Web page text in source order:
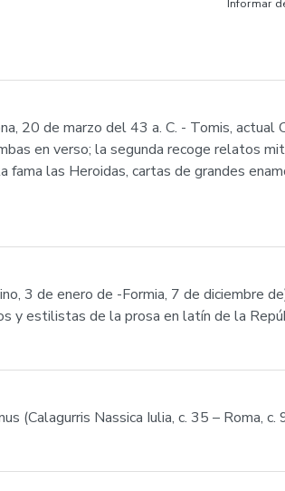
Informar
20 de marzo del 43 a. C. - Tomis, actual
en verso; la segunda recoge relatos
las Heroidas, cartas de grandes
3 de enero de -Formia, 7 de diciembre
y estilistas de la prosa en latín de la
(Calagurris Nassica Iulia, c. 35 – Roma,